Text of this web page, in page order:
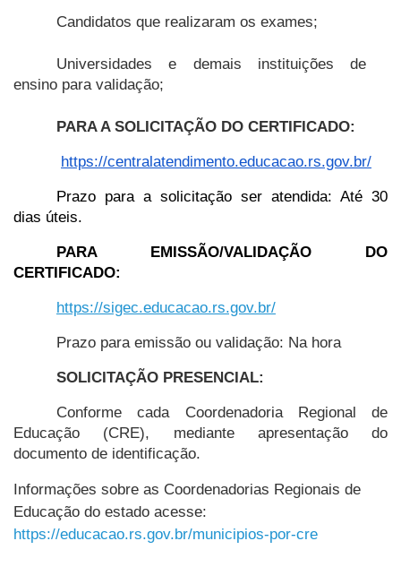
Candidatos que realizaram os exames;
Universidades e demais instituições de
ensino para validação;
PARA A SOLICITAÇÃO DO CERTIFICADO:
https://centralatendimento.educacao.rs.gov.br/
Prazo para a solicitação ser atendida: Até 30
dias úteis.
PARA EMISSÃO/VALIDAÇÃO DO
CERTIFICADO:
https://sigec.educacao.rs.gov.br/
Prazo para emissão ou validação: Na hora
SOLICITAÇÃO PRESENCIAL:
Conforme cada Coordenadoria Regional de
Educação (CRE), mediante apresentação do
documento de identificação.
Informações sobre as Coordenadorias Regionais de
https://educacao.rs.gov.br/municipios-por-cre